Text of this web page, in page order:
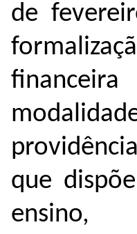
de
que
ensino,